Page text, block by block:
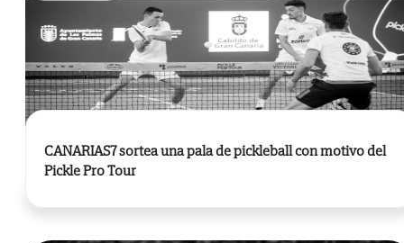
CANARIAS7 sortea una pala de pickleball con motivo del
Pickle Pro Tour